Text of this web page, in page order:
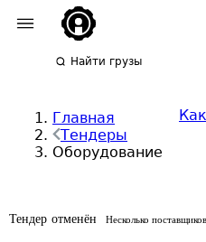
Найти грузы
Главная
Тендеры
Оборудование
Тендер отменён Несколько поставщиков